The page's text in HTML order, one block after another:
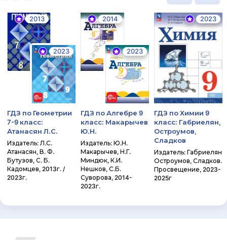
2013
2023
ГДЗ по Геометрии
7-9 класс:
Атанасян Л.С.
Издатель: Л.С.
Атанасян, В. Ф.
Бутузов, С. Б.
Кадомцев, 2013г. /
2023г.
2014
2023
ГДЗ по Алгебре 9
класс: Макарычев
Ю.Н.
Издатель: Ю.Н.
Макарычев, Н.Г.
Миндюк, К.И.
Нешков, С.Б.
Суворова, 2014-
2023г.
2023
ГДЗ по Химии 9
класс: Габриелян,
Остроумов,
Сладков
Издатель: Габриелян
Остроумов, Сладков.
Просвещение, 2023-
2025г